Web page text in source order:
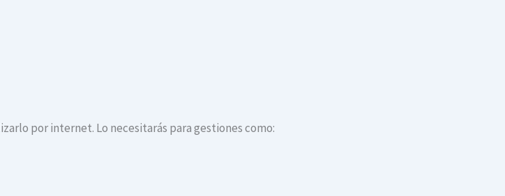
por internet. Lo necesitarás para gestiones como: